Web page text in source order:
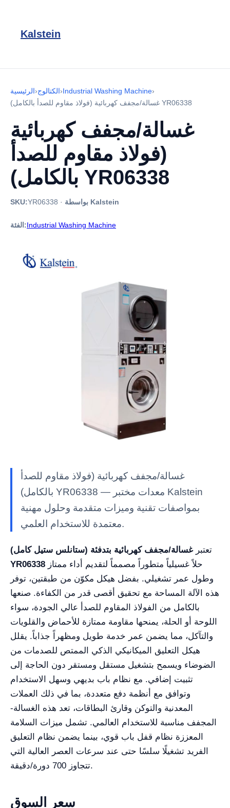
Kalstein
الرئيسية›الكتالوج›Industrial Washing Machine›
غسالة/مجفف كهربائية (فولاذ مقاوم للصدأ بالكامل) YR06338
غسالة/مجفف كهربائية
(فولاذ مقاوم للصدأ
بالكامل) YR06338
SKU:YR06338 · بواسطة Kalstein
الفئة:Industrial Washing Machine
غسالة/مجفف كهربائية (فولاذ مقاوم للصدأ
بالكامل) YR06338 — معدات مختبر Kalstein
بمواصفات تقنية وميزات متقدمة وحلول مهنية
معتمدة للاستخدام العلمي.
تعتبرغسالة/مجفف كهربائية بتدفئة (ستانلس ستيل كامل)
YR06338
وطول عمر تشغيلي. بفضل هيكل مكوّن من طبقتين، توفر
هذه الآلة المساحة مع تحقيق أقصى قدر من الكفاءة. صنعها
بالكامل من الفولاذ المقاوم للصدأ عالي الجودة، سواء
اللوحة أو الحلة، يمنحها مقاومة ممتازة للأحماض والقلويات
والتآكل، مما يضمن عمر خدمة طويل ومظهراً جذاباً. يقلل
هيكل التعليق الميكانيكي الذكي الممتص للصدمات من
الضوضاء ويسمح بتشغيل مستقل ومستقر دون الحاجة إلى
تثبيت إضافي. مع نظام باب بديهي وسهل الاستخدام
وتوافق مع أنظمة دفع متعددة، بما في ذلك العملات
المعدنية والتوكن وقارئ البطاقات، تعد هذه الغسالة-
المجفف مناسبة للاستخدام العالمي. تشمل ميزات السلامة
المعززة نظام قفل باب قوي، بينما يضمن نظام التعليق
الفريد تشغيلًا سلسًا حتى عند سرعات العصر العالية التي
تتجاوز 700 دورة/دقيقة.
سعر السوق